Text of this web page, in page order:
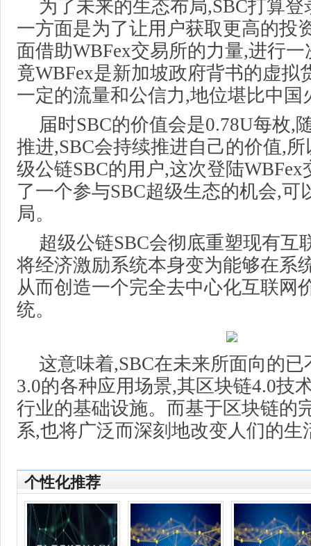
为了未来的生态布局,SBC打算登
一方面是为了让用户获取更高的投
面借助WBFex交易所的力量,进行一
竟WBFex是新加坡政府背书的虚拟
一定的流量和公信力,地位堪比中国
届时SBC的价值会是0.78U每枚,
推进,SBC会持续推进自己的价值,
级公链SBC的用户,这次登陆
了一个参与SBC超级生态的机会,可
局。
超级公链SBC会彻底重塑现有互
将经济激励系统本身变为能够在系
从而创造一个完全去中心化互联网
统。
这意味着,SBC在未来所面向的
3.0的各种应用场景,其区块链4.0技
行业的基础设施。而基于区块链的
系,也将广泛而深刻地改变人们的生
个性化推荐